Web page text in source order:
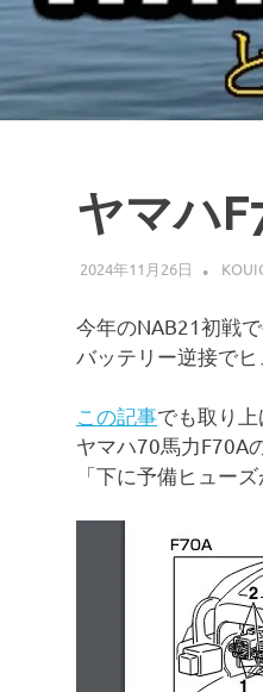
ヤマハ
2024年11月26日
今年のNAB21初戦
バッテリー逆接でヒ
この記事でも取り上
ヤマハ70馬力F70A
「下に予備ヒューズ